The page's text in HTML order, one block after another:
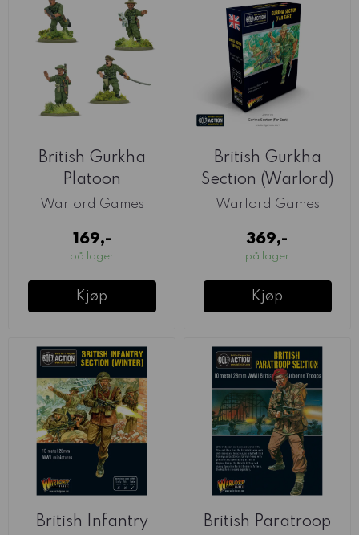
British Gurkha
Platoon
Commanders
Warlord Games
169,-
på lager
Kjøp
British Gurkha
Section (Warlord)
Warlord Games
369,-
på lager
Kjøp
British Infantry
British Paratroop